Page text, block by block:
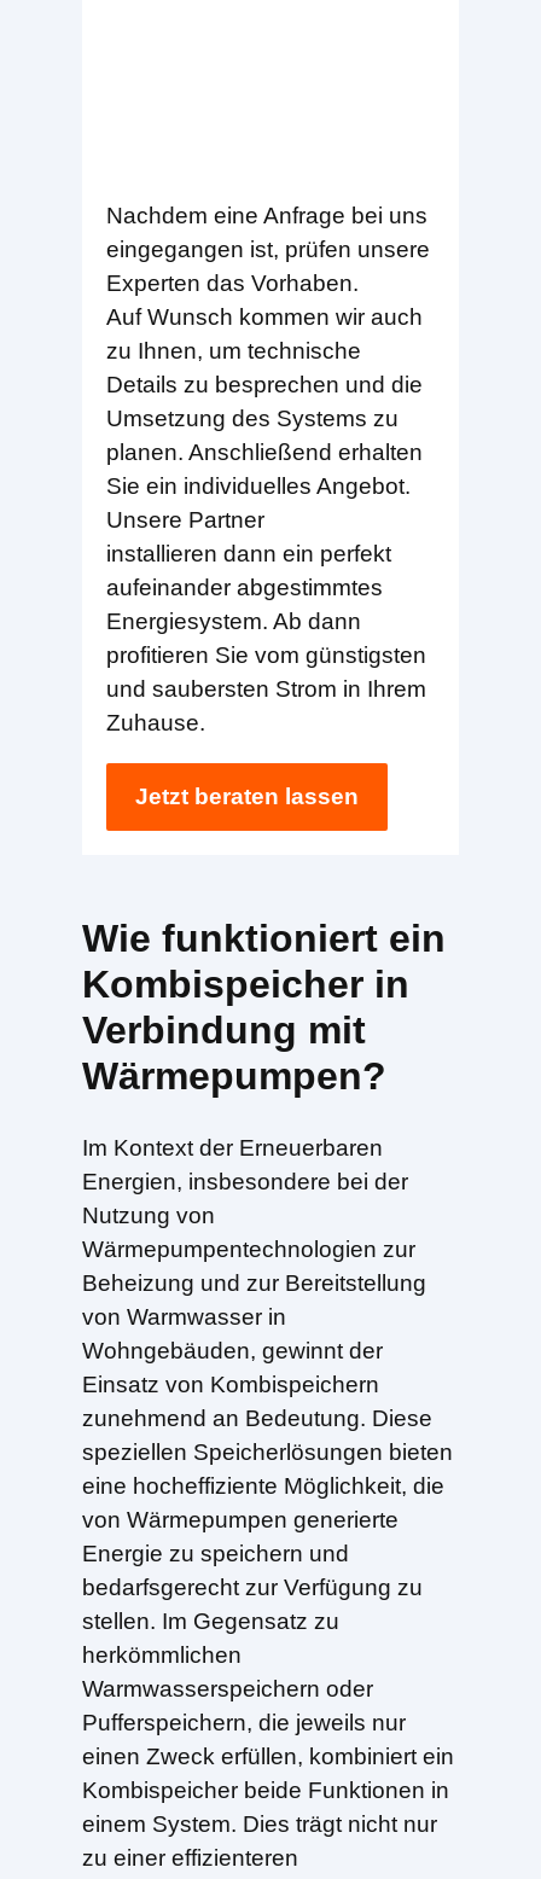
Nachdem eine Anfrage bei uns
eingegangen ist, prüfen unsere
Experten das Vorhaben.
Auf Wunsch kommen wir auch
zu Ihnen, um technische
Details zu besprechen und die
Umsetzung des Systems zu
planen. Anschließend erhalten
Sie ein individuelles Angebot.
Unsere Partner
installieren dann ein perfekt
aufeinander abgestimmtes
Energiesystem. Ab dann
profitieren Sie vom günstigsten
und saubersten Strom in Ihrem
Zuhause.
Jetzt beraten lassen
Wie funktioniert ein
Kombispeicher in
Verbindung mit
Wärmepumpen?
Im Kontext der Erneuerbaren
Energien, insbesondere bei der
Nutzung von
Wärmepumpentechnologien zur
Beheizung und zur Bereitstellung
von Warmwasser in
Wohngebäuden, gewinnt der
Einsatz von Kombispeichern
zunehmend an Bedeutung. Diese
speziellen Speicherlösungen bieten
eine hocheffiziente Möglichkeit, die
von Wärmepumpen generierte
Energie zu speichern und
bedarfsgerecht zur Verfügung zu
stellen. Im Gegensatz zu
herkömmlichen
Warmwasserspeichern oder
Pufferspeichern, die jeweils nur
einen Zweck erfüllen, kombiniert ein
Kombispeicher beide Funktionen in
einem System. Dies trägt nicht nur
zu einer effizienteren